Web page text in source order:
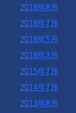
2016年8月
2016年7月
2016年5月
2016年3月
2015年7月
2014年7月
2013年8月